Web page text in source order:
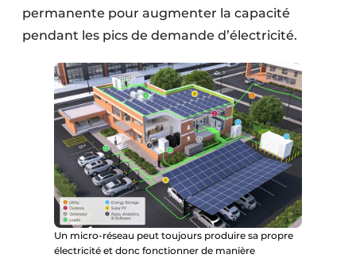
permanente pour augmenter la capacité
pendant les pics de demande d’électricité.
Un micro-réseau peut toujours produire sa propre
électricité et donc fonctionner de manière